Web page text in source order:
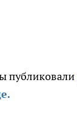
публиковали